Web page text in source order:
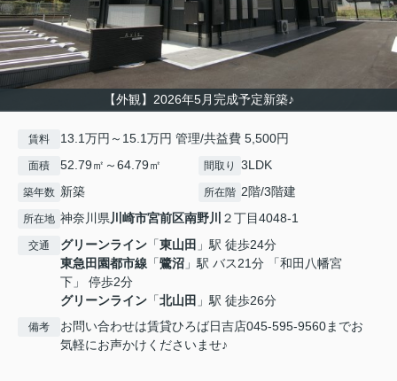
【外観】2026年5月完成予定新築♪
賃料 13.1万円～15.1万円 管理/共益費 5,500円
面積 52.79㎡～64.79㎡ 間取り 3LDK
築年数 新築 所在階 2階/3階建
所在地 神奈川県川崎市宮前区南野川 ２丁目4048-1
交通 グリーンライン 「東山田 」駅 徒歩24分
東急田園都市線 「鷺沼 」駅 バス21分 「和田八幡宮
下」 停歩2分
グリーンライン 「北山田 」駅 徒歩26分
備考
お問い合わせは賃貸ひろば日吉店045-595-9560までお
気軽にお声かけくださいませ♪